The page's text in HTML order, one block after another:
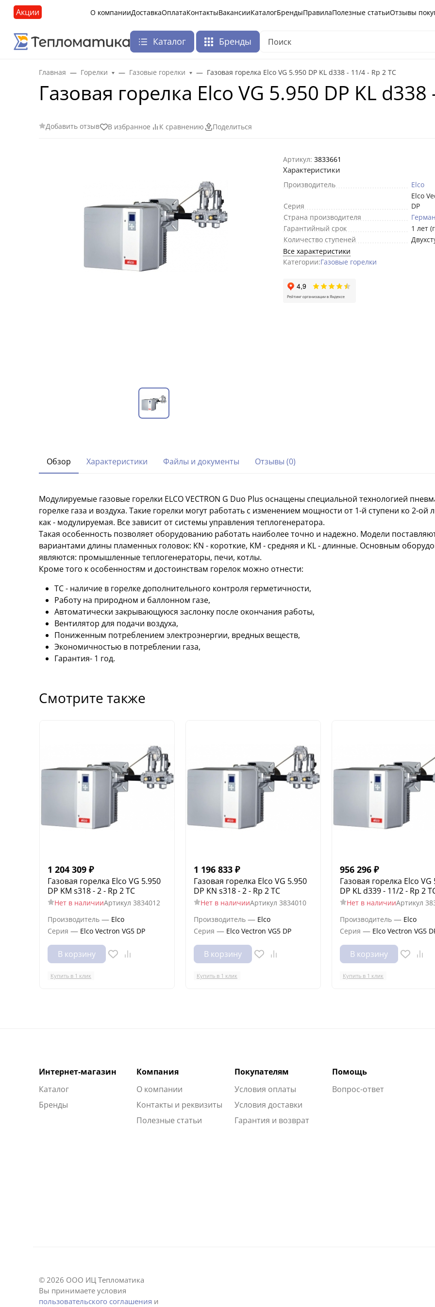
Акции О компанииДоставкаОплатаКонтактыВакансииКаталогБрендыПравилаПолезные статьиОтзывы
Каталог Бренды
Главная Горелки Газовые горелки Газовая горелка Elco VG 5.950 DP KL d338 - 11/4 - Rp 2 TC
Газовая горелка Elco VG 5.950 DP KL d338
Добавить отзыв В избранное К сравнению Поделиться
Артикул: 3833661
Характеристики
Производитель Elco
Серия
Elco
DP
Страна производителя
Гарантийный срок
1 лет
Количество ступеней
Все характеристики
Категории:Газовые горелки
Обзор Характеристики Файлы и документы Отзывы (0)
Модулируемые газовые горелки ELCO VECTRON G Duo Plus оснащены специальной технологией
горелке газа и воздуха. Такие горелки могут работать с изменением мощности от 1-й ступени ко 2-
как - модулируемая. Все зависит от системы управления теплогенератора.
Такая особенность позволяет оборудованию работать наиболее точно и надежно. Модели
вариантами длины пламенных головок: KN - короткие, KM - средняя и KL - длинные. Основным
являются: промышленные теплогенераторы, печи, котлы.
Кроме того к особенностям и достоинствам горелок можно отнести:
TC - наличие в горелке дополнительного контроля герметичности,
Работу на природном и баллонном газе,
Автоматически закрывающуюся заслонку после окончания работы,
Вентилятор для подачи воздуха,
Пониженным потреблением электроэнергии, вредных веществ,
Экономичностью в потреблении газа,
Гарантия- 1 год.
Смотрите также
1 204 309 ₽
Газовая горелка Elco VG 5.950
DP KM s318 - 2 - Rp 2 TC
Нет в наличииАртикул 3834012
Производитель — Elco
Серия — Elco Vectron VG5 DP
В корзину
Купить в 1 клик
1 196 833 ₽
Газовая горелка Elco VG 5.950
DP KN s318 - 2 - Rp 2 TC
Нет в наличииАртикул 3834010
Производитель — Elco
Серия — Elco Vectron VG5 DP
В корзину
Купить в 1 клик
956 296 ₽
Газовая горелка Elco VG
DP KL d339 - 11/2 - Rp 2
Нет в наличииАртикул
Производитель — Elco
Серия — Elco Vectron VG5
В корзину
Купить в 1 клик
Интернет-магазин
Каталог
Бренды
Компания
О компании
Контакты и реквизиты
Полезные статьи
Покупателям
Условия оплаты
Условия доставки
Гарантия и возврат
Помощь
Вопрос-ответ
© 2026 ООО ИЦ Тепломатика
Вы принимаете условия
пользовательского соглашения и